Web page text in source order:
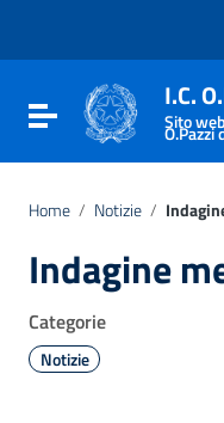
Vai al footer
Attiva / disattiva la
I.C.
Sito
O.Pazzi
Home / Notizie /
Indagine
Categorie
Notizie